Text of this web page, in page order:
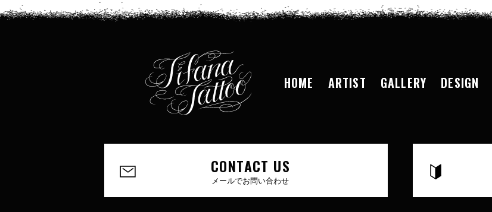
HOME ARTIST GALLERY DESIGN
CONTACT US
メールでお問い合わせ